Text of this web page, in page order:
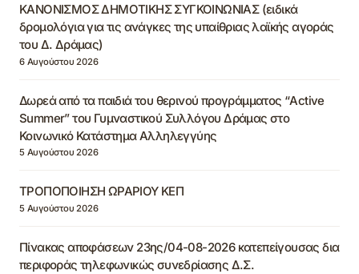
ΚΑΝΟΝΙΣΜΟΣ ΔΗΜΟΤΙΚΗΣ ΣΥΓΚΟΙΝΩΝΙΑΣ (ειδικά
δρομολόγια για τις ανάγκες της υπαίθριας λαϊκής αγοράς
του Δ. Δράμας)
6 Αυγούστου 2026
Δωρεά από τα παιδιά του θερινού προγράμματος “Active
Summer” του Γυμναστικού Συλλόγου Δράμας στο
Κοινωνικό Κατάστημα Αλληλεγγύης
5 Αυγούστου 2026
ΤΡΟΠΟΠΟΙΗΣΗ ΩΡΑΡΙΟΥ ΚΕΠ
5 Αυγούστου 2026
Πίνακας αποφάσεων 23ης/04-08-2026 κατεπείγουσας δια
περιφοράς τηλεφωνικώς συνεδρίασης Δ.Σ.